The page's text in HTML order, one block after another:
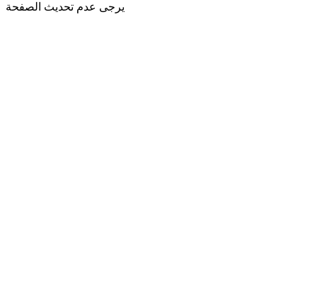
يرجى عدم تحديث الصفحة